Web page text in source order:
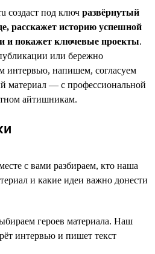
создаст под ключ развёрнутый
расскажет историю успешной
и покажет ключевые проекты.
или бережно
интервью, напишем, согласуем
материал — с профессиональной
айтишникам.
с вами разбираем, кто наша
и какие идеи важно донести
героев материала. Наш
интервью и пишет текст